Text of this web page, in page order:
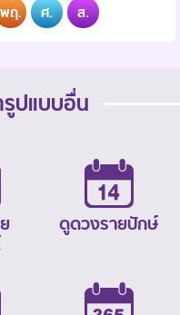
พฤ. ศ. ส.
รูปแบบอื่น
ดูดวงรายปักษ์